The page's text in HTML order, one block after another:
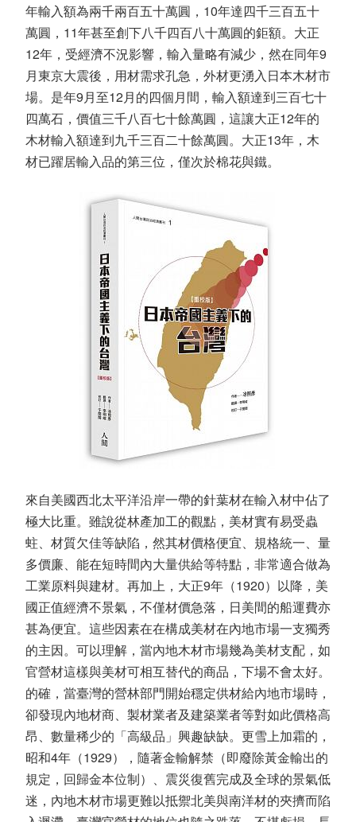
年輸入額為兩千兩百五十萬圓，10年達四千三百五十
萬圓，11年甚至創下八千四百八十萬圓的鉅額。大正
12年，受經濟不況影響，輸入量略有減少，然在同年9
月東京大震後，用材需求孔急，外材更湧入日本木材市
場。是年9月至12月的四個月間，輸入額達到三百七十
四萬石，價值三千八百七十餘萬圓，這讓大正12年的
木材輸入額達到九千三百二十餘萬圓。大正13年，木
材已躍居輸入品的第三位，僅次於棉花與鐵。
來自美國西北太平洋沿岸一帶的針葉材在輸入材中佔了
極大比重。雖說從林產加工的觀點，美材實有易受蟲
蛀、材質欠佳等缺陷，然其材價格便宜、規格統一、量
多價廉、能在短時間內大量供給等特點，非常適合做為
工業原料與建材。再加上，大正9年（1920）以降，美
國正值經濟不景氣，不僅材價急落，日美間的船運費亦
甚為便宜。這些因素在在構成美材在內地市場一支獨秀
的主因。可以理解，當內地木材市場幾為美材支配，如
官營材這樣與美材可相互替代的商品，下場不會太好。
的確，當臺灣的營林部門開始穩定供材給內地市場時，
卻發現內地材商、製材業者及建築業者等對如此價格高
昂、數量稀少的「高級品」興趣缺缺。更雪上加霜的，
昭和4年（1929），隨著金輸解禁（即廢除黃金輸出的
規定，回歸金本位制）、震災復舊完成及全球的景氣低
迷，內地木材市場更難以抵禦北美與南洋材的夾擠而陷